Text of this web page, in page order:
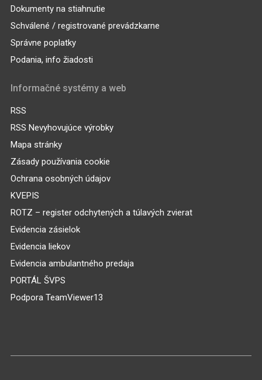
Dokumenty na stiahnutie
Schválené / registrované prevádzkarne
Správne poplatky
Podania, info žiadosti
Informačné systémy a web
RSS
RSS Nevyhovujúce výrobky
Mapa stránky
Zásady používania cookie
Ochrana osobných údajov
KVEPIS
ROTZ – register odchytených a túlavých zvierat
Evidencia zásielok
Evidencia liekov
Evidencia ambulantného predaja
PORTÁL ŠVPS
Podpora TeamViewer13